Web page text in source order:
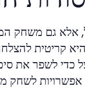
גם משחק
קריטית
כדי לשפר את